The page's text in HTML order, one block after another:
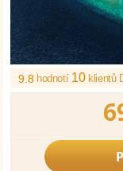
9.8 hodnotí 10klientů